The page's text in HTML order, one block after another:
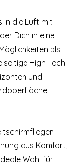
in die Luft mit
Dich in eine
als
High-Tech-
und
aus Komfort,
Wahl für